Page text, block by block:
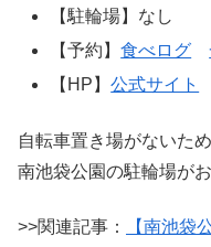
【駐輪場】なし
【予約】食べログ
【HP】公式サイト
自転車置き場がないた
南池袋公園の駐輪場が
>>関連記事：
【南池袋